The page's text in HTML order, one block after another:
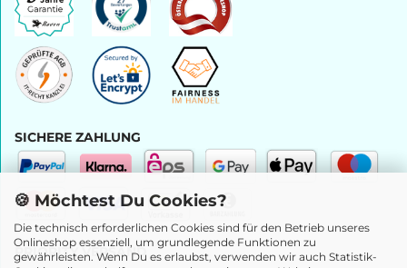
🍪 Möchtest Du Cookies?
Die technisch erforderlichen Cookies sind für den Betrieb unseres
Onlineshop essenziell, um grundlegende Funktionen zu
gewährleisten. Wenn Du es erlaubst, verwenden wir auch Statistik-
SICHERE ZAHLUNG
PRIORITY VERSAND